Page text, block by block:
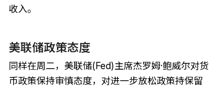
收入。
美联储政策态度
同样在周二，美联储(Fed)主席杰罗姆·鲍威尔对货
币政策保持审慎态度，对进一步放松政策持保留